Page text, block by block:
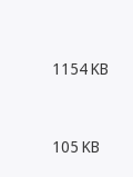
1154 KB
105 KB